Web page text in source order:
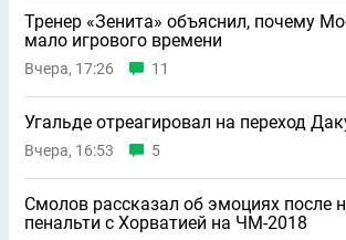
Тренер «Зенита» объяснил, почему
мало игрового времени
Вчера, 17:26 11
Угальде отреагировал на переход
Вчера, 16:53 5
Смолов рассказал об эмоциях после
пенальти с Хорватией на ЧМ-2018